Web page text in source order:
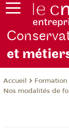
et
Accueil
Nos modalités de